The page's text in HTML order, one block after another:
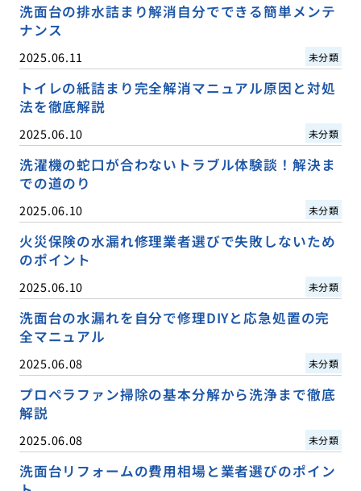
洗面台の排水詰まり解消自分でできる簡単メンテ
ナンス
2025.06.11 未分類
トイレの紙詰まり完全解消マニュアル原因と対処
法を徹底解説
2025.06.10 未分類
洗濯機の蛇口が合わないトラブル体験談！解決ま
での道のり
2025.06.10 未分類
火災保険の水漏れ修理業者選びで失敗しないため
のポイント
2025.06.10 未分類
洗面台の水漏れを自分で修理DIYと応急処置の完
全マニュアル
2025.06.08 未分類
プロペラファン掃除の基本分解から洗浄まで徹底
解説
2025.06.08 未分類
洗面台リフォームの費用相場と業者選びのポイン